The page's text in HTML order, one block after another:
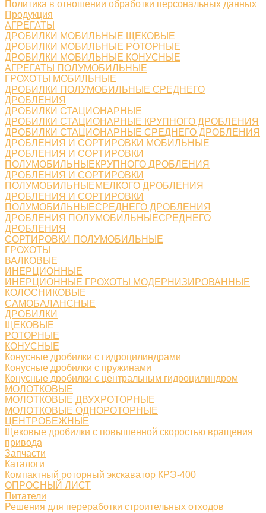
Политика в отношении обработки персональных данных
Продукция
АГРЕГАТЫ
ДРОБИЛКИ МОБИЛЬНЫЕ ЩЕКОВЫЕ
ДРОБИЛКИ МОБИЛЬНЫЕ РОТОРНЫЕ
ДРОБИЛКИ МОБИЛЬНЫЕ КОНУСНЫЕ
АГРЕГАТЫ ПОЛУМОБИЛЬНЫЕ
ГРОХОТЫ МОБИЛЬНЫЕ
ДРОБИЛКИ ПОЛУМОБИЛЬНЫЕ СРЕДНЕГО
ДРОБЛЕНИЯ
ДРОБИЛКИ СТАЦИОНАРНЫЕ
ДРОБИЛКИ СТАЦИОНАРНЫЕ КРУПНОГО ДРОБЛЕНИЯ
ДРОБИЛКИ СТАЦИОНАРНЫЕ СРЕДНЕГО ДРОБЛЕНИЯ
ДРОБЛЕНИЯ И СОРТИРОВКИ МОБИЛЬНЫЕ
ДРОБЛЕНИЯ И СОРТИРОВКИ
ПОЛУМОБИЛЬНЫЕКРУПНОГО ДРОБЛЕНИЯ
ДРОБЛЕНИЯ И СОРТИРОВКИ
ПОЛУМОБИЛЬНЫЕМЕЛКОГО ДРОБЛЕНИЯ
ДРОБЛЕНИЯ И СОРТИРОВКИ
ПОЛУМОБИЛЬНЫЕСРЕДНЕГО ДРОБЛЕНИЯ
ДРОБЛЕНИЯ ПОЛУМОБИЛЬНЫЕСРЕДНЕГО
ДРОБЛЕНИЯ
СОРТИРОВКИ ПОЛУМОБИЛЬНЫЕ
ГРОХОТЫ
ВАЛКОВЫЕ
ИНЕРЦИОННЫЕ
ИНЕРЦИОННЫЕ ГРОХОТЫ МОДЕРНИЗИРОВАННЫЕ
КОЛОСНИКОВЫЕ
САМОБАЛАНСНЫЕ
ДРОБИЛКИ
ЩЕКОВЫЕ
РОТОРНЫЕ
КОНУСНЫЕ
Конусные дробилки с гидроцилиндрами
Конусные дробилки с пружинами
Конусные дробилки с центральным гидроцилиндром
МОЛОТКОВЫЕ
МОЛОТКОВЫЕ ДВУХРОТОРНЫЕ
МОЛОТКОВЫЕ ОДНОРОТОРНЫЕ
ЦЕНТРОБЕЖНЫЕ
Щековые дробилки с повышенной скоростью вращения
привода
Запчасти
Каталоги
Компактный роторный экскаватор КРЭ-400
ОПРОСНЫЙ ЛИСТ
Питатели
Решения для переработки строительных отходов